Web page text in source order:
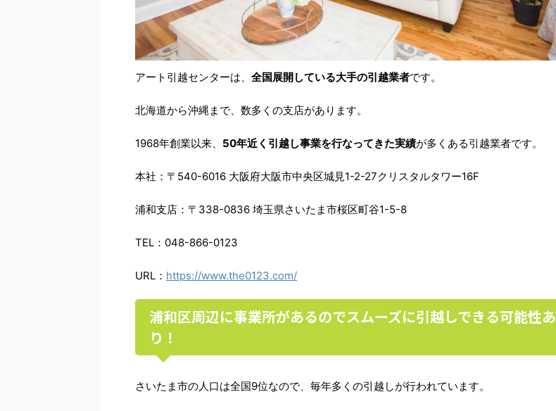
アート引越センターは、 全国展開している大手の引越業者です。
北海道から沖縄まで、数多くの支店があります。
1968年創業以来、 50年近く引越し事業を行なってきた実績が多くある引越業者です。
本社：〒 540-6016 大阪府大阪市中央区城見1-2-27クリスタルタワー16F
浦和支店：〒 338-0836 埼玉県さいたま市桜区町谷1-5-8
TEL ： 048-866-0123
URL ： https://www.the0123.com/
浦和区周辺に事業所があるのでスムーズに引越しできる可能性あ
り！
さいたま市の人口は全国9位なので、毎年多くの引越しが行われています。